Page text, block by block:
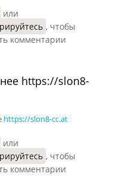
или
, чтобы
комментарии
https://slon8-
https://slon8-cc.at
или
, чтобы
комментарии